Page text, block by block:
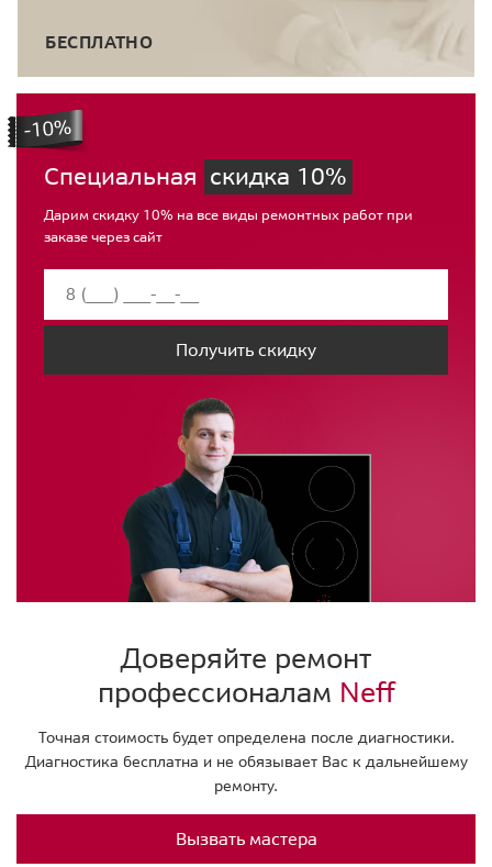
БЕСПЛАТНО
Специальная скидка 10%
Дарим скидку 10% на все виды ремонтных работ при
заказе через сайт
Получить скидку
Доверяйте ремонт
профессионалам Neff
Точная стоимость будет определена после диагностики.
Диагностика бесплатна и не обязывает Вас к дальнейшему
ремонту.
Вызвать мастера